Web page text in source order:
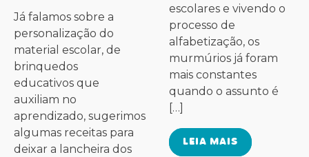
Já falamos sobre a
personalização do
material escolar, de
brinquedos
educativos que
auxiliam no
aprendizado, sugerimos
algumas receitas para
deixar a lancheira dos
escolares e vivendo o
processo de
alfabetização, os
murmúrios já foram
mais constantes
quando o assunto é
[…]
LEIA MAIS